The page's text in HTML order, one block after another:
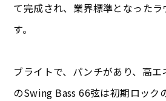
て完成され、業界標準となった
す。
ブライトで、パンチがあり、高
のSwing Bass 66弦は初期ロック